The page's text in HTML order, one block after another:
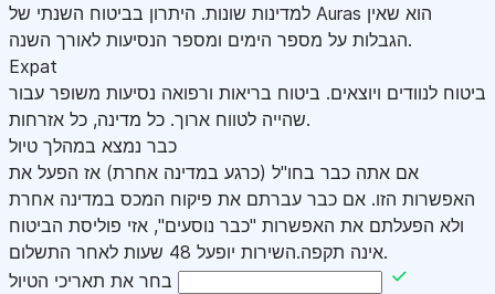
למדינות שונות. היתרון בביטוח השנתי של Auras הוא שאין
הגבלות על מספר הימים ומספר הנסיעות לאורך השנה.
Expat
ביטוח לנוודים ויוצאים. ביטוח בריאות ורפואה נסיעות משופר עבור
שהייה לטווח ארוך. כל מדינה, כל אזרחות.
כבר נמצא במהלך טיול
אם אתה כבר בחו"ל (כרגע במדינה אחרת) אז הפעל את
האפשרות הזו. אם כבר עברתם את פיקוח המכס במדינה אחרת
ולא הפעלתם את האפשרות "כבר נוסעים", אזי פוליסת הביטוח
אינה תקפה.השירות יופעל 48 שעות לאחר התשלום.
בחר את תאריכי הטיול